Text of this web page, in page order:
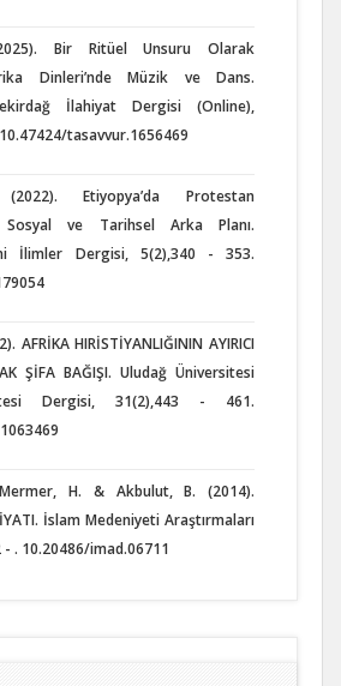
Bir Ritüel Unsuru Olarak
Dinleri’nde Müzik ve Dans.
İlahiyat Dergisi (Online),
tasavvur.1656469
Etiyopya’da Protestan
Sosyal ve Tarihsel Arka Planı.
İlimler Dergisi, 5(2),340 - 353.
AFRİKA HIRİSTİYANLIĞININ AYIRICI
ŞİFA BAĞIŞI. Uludağ Üniversitesi
Dergisi, 31(2),443 - 461.
H. & Akbulut, B. (2014).
İslam Medeniyeti Araştırmaları
. 10.20486/imad.06711